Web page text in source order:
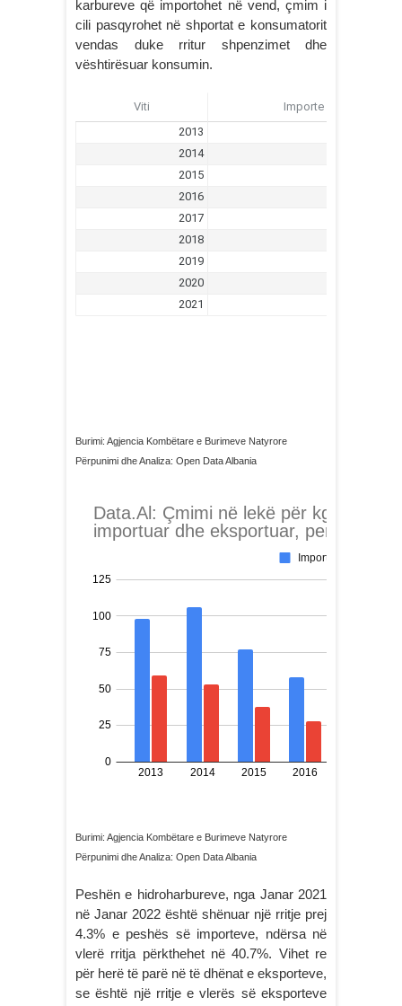
karbureve që importohet në vend, çmim i
cili pasqyrohet në shportat e konsumatorit
vendas duke rritur shpenzimet dhe
vështirësuar konsumin.
Burimi: Agjencia Kombëtare e Burimeve Natyrore
Përpunimi dhe Analiza: Open Data Albania
Burimi: Agjencia Kombëtare e Burimeve Natyrore
Përpunimi dhe Analiza: Open Data Albania
Peshën e hidroharbureve, nga Janar 2021
në Janar 2022 është shënuar një rritje prej
4.3% e peshës së importeve, ndërsa në
vlerë rritja përkthehet në 40.7%. Vihet re
për herë të parë në të dhënat e eksporteve,
se është një rritje e vlerës së eksporteve